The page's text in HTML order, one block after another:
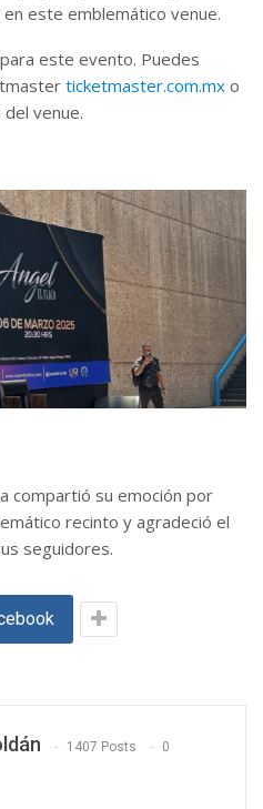
este emblemático venue.
este evento. Puedes
ticketmaster.com.mx o
venue.
compartió su emoción por
recinto y agradeció el
seguidores.
1407 Posts 0